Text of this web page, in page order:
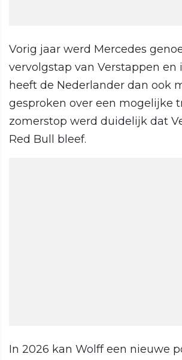
Vorig jaar werd Mercedes
vervolgstap van Verstappen en
heeft de Nederlander dan ook
gesproken over een mogelijke
zomerstop werd duidelijk dat
Red Bull bleef.
In 2026 kan Wolff een nieuwe